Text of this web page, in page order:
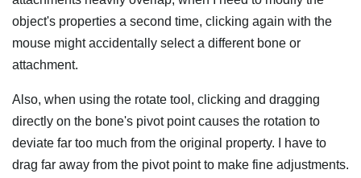
object's properties a second time, clicking again with the
mouse might accidentally select a different bone or
attachment.
Also, when using the rotate tool, clicking and dragging
directly on the bone's pivot point causes the rotation to
deviate far too much from the original property. I have to
drag far away from the pivot point to make fine adjustments.